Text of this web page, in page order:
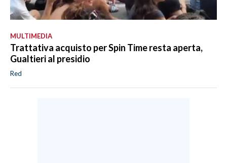
MULTIMEDIA
Trattativa acquisto per Spin Time resta aperta,
Gualtieri al presidio
Red